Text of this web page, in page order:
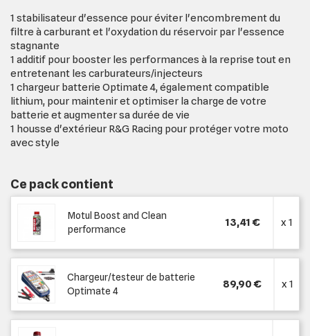
1 stabilisateur d'essence pour éviter l'encombrement du
filtre à carburant et l'oxydation du réservoir par l'essence
stagnante
1 additif pour booster les performances à la reprise tout en
entretenant les carburateurs/injecteurs
1 chargeur batterie Optimate 4, également compatible
lithium, pour maintenir et optimiser la charge de votre
batterie et augmenter sa durée de vie
1 housse d'extérieur R&G Racing pour protéger votre moto
avec style
Ce pack contient
Motul Boost and Clean
performance
13,41 € x 1
Chargeur/testeur de batterie
Optimate 4
89,90 € x 1